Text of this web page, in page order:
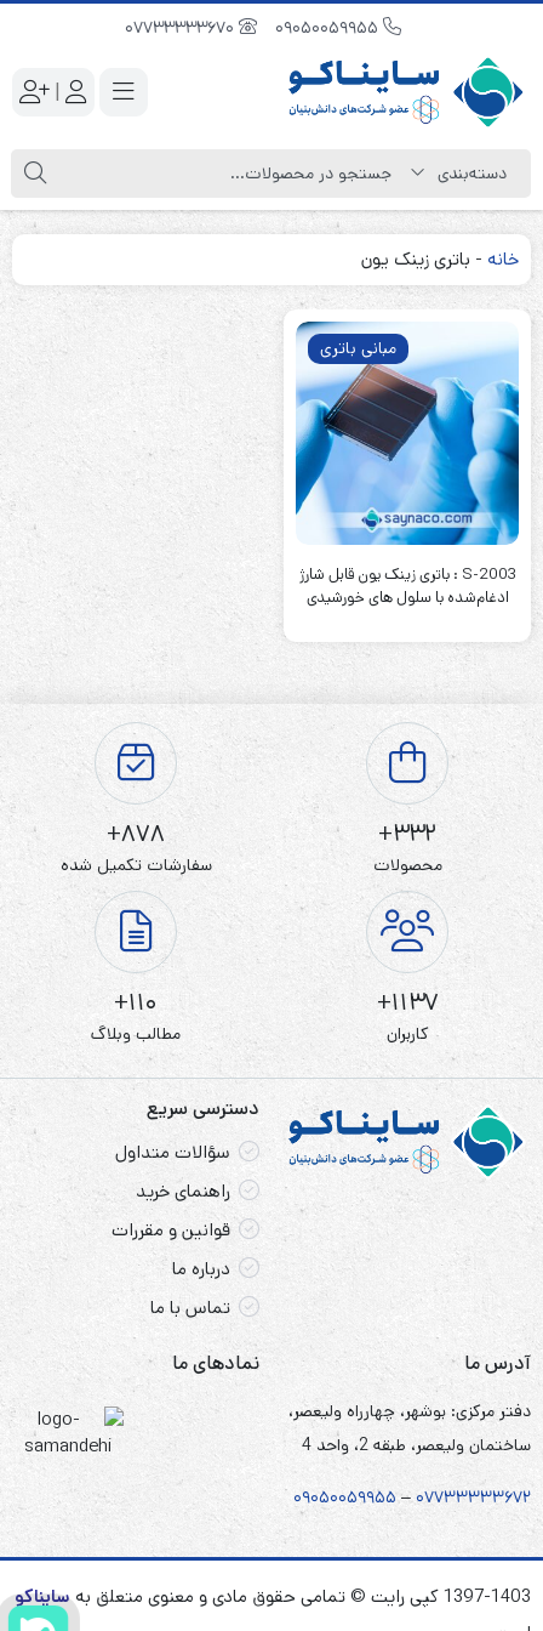
|
خانه - باتری زینک یون
مبانی باتری
S-2003 : باتری زینک یون قابل شارژ
ادغام‌شده با سلول‌ های خورشیدی
332+
محصولات
878+
سفارشات تکمیل شده
1137+
کاربران
110+
مطالب وبلاگ
دسترسی سریع
سؤالات متداول
راهنمای خرید
قوانین و مقررات
درباره ما
تماس با ما
آدرس ما
دفتر مرکزی: بوشهر، چهارراه ولیعصر،
ساختمان ولیعصر، طبقه 2، واحد 4
۰۷۷۳۳۳۳۳۶۷۲ – ۰۹۰۵۰۰۵۹۹۵۵
نمادهای ما
1397-1403 کپی رایت © تمامی حقوق مادی و معنوی متعلق به
سایناکو